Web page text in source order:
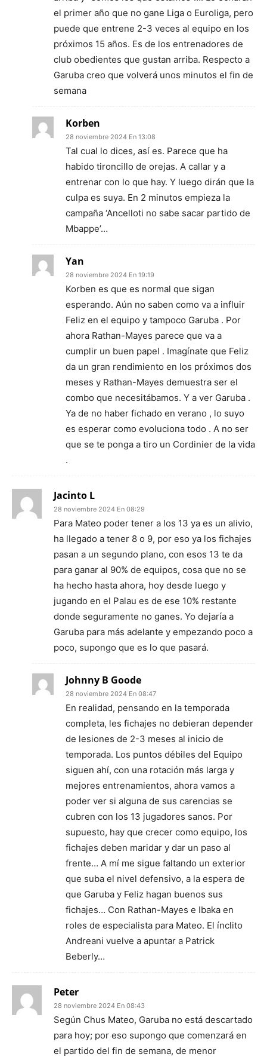
el primer año que no gane Liga o Euroliga, pero
puede que entrene 2-3 veces al equipo en los
próximos 15 años. Es de los entrenadores de
club obedientes que gustan arriba. Respecto a
Garuba creo que volverá unos minutos el fin de
semana
Korben
28 noviembre 2024 En 13:08
Tal cual lo dices, así es. Parece que ha
habido tironcillo de orejas. A callar y a
entrenar con lo que hay. Y luego dirán que la
culpa es suya. En 2 minutos empieza la
campaña ‘Ancelloti no sabe sacar partido de
Mbappe’…
Yan
28 noviembre 2024 En 19:19
Korben es que es normal que sigan
esperando. Aún no saben como va a influir
Feliz en el equipo y tampoco Garuba . Por
ahora Rathan-Mayes parece que va a
cumplir un buen papel . Imagínate que Feliz
da un gran rendimiento en los próximos dos
meses y Rathan-Mayes demuestra ser el
combo que necesitábamos. Y a ver Garuba .
Ya de no haber fichado en verano , lo suyo
es esperar como evoluciona todo . A no ser
que se te ponga a tiro un Cordinier de la vida
.
Jacinto L
28 noviembre 2024 En 08:29
Para Mateo poder tener a los 13 ya es un alivio,
ha llegado a tener 8 o 9, por eso ya los fichajes
pasan a un segundo plano, con esos 13 te da
para ganar al 90% de equipos, cosa que no se
ha hecho hasta ahora, hoy desde luego y
jugando en el Palau es de ese 10% restante
donde seguramente no ganes. Yo dejaría a
Garuba para más adelante y empezando poco a
poco, supongo que es lo que pasará.
Johnny B Goode
28 noviembre 2024 En 08:47
En realidad, pensando en la temporada
completa, les fichajes no debieran depender
de lesiones de 2-3 meses al inicio de
temporada. Los puntos débiles del Equipo
siguen ahí, con una rotación más larga y
mejores entrenamientos, ahora vamos a
poder ver si alguna de sus carencias se
cubren con los 13 jugadores sanos. Por
supuesto, hay que crecer como equipo, los
fichajes deben maridar y dar un paso al
frente… A mí me sigue faltando un exterior
que suba el nivel defensivo, a la espera de
que Garuba y Feliz hagan buenos sus
fichajes… Con Rathan-Mayes e Ibaka en
roles de especialista para Mateo. El ínclito
Andreani vuelve a apuntar a Patrick
Beberly…
Peter
28 noviembre 2024 En 08:43
Según Chus Mateo, Garuba no está descartado
para hoy; por eso supongo que comenzará en
el partido del fin de semana, de menor